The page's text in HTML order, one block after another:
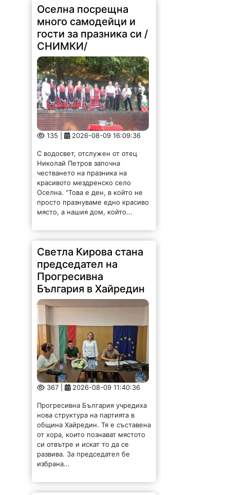
Оселна посрещна
много самодейци и
гости за празника си /
СНИМКИ/
135 | 2026-08-09 16:09:36
С водосвет, отслужен от отец
Николай Петров започна
честването на празника на
красивото мездренско село
Оселна. "Това е ден, в който не
просто празнуваме едно красиво
място, а нашия дом, който...
Светла Кирова стана
председател на
Прогресивна
България в Хайредин
367 | 2026-08-09 11:40:36
Прогресивна България учредиха
нова структура на партията в
община Хайредин. Тя е съставена
от хора, които познават мястото
си отвътре и искат то да се
развива. За председател бе
избрана...